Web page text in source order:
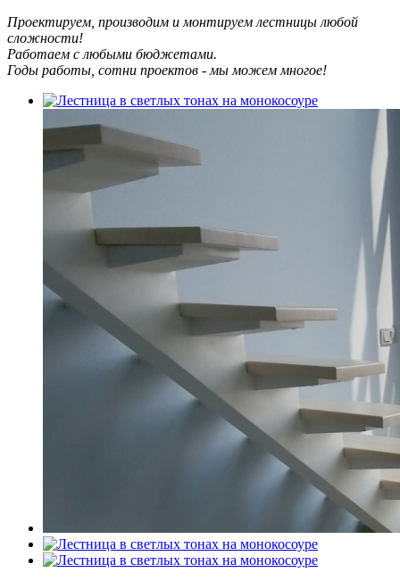
Проектируем, производим и монтируем лестницы любой
сложности!
Работаем с любыми бюджетами.
Годы работы, сотни проектов - мы можем многое!